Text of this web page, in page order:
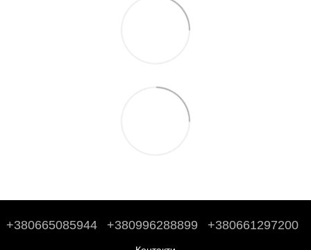
+380665085944 +380996288899 +380661297200